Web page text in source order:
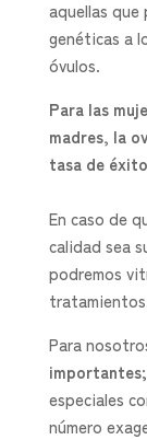
aquellas
genéticas a
óvulos.
Para las
madres, la
tasa de
En caso de
calidad sea
podremos
Para
importantes
especiales
número